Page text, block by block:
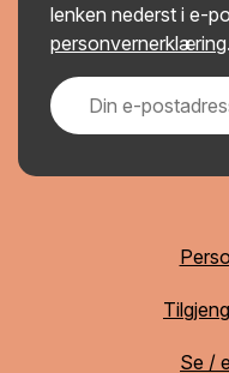
lenken nederst i e-
personvernerklæring.
Se /